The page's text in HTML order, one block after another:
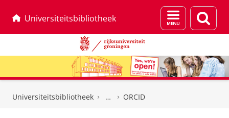
Universiteitsbibliotheek
Menu
en
Universiteitsbibliotheek ORCID